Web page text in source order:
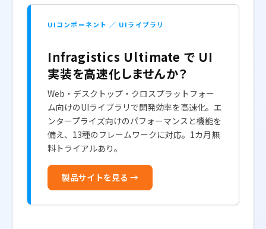
UIコンポーネント ／ UIライブラリ
Infragistics Ultimate で UI
実装を高速化しませんか？
Web・デスクトップ・クロスプラットフォー
ム向けのUIライブラリで開発効率を高速化。エ
ンタープライズ向けのパフォーマンスと機能を
備え、13種のフレームワークに対応。1カ月無
料トライアルあり。
製品サイトを見る →